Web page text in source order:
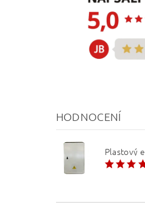
HODNOCENÍ